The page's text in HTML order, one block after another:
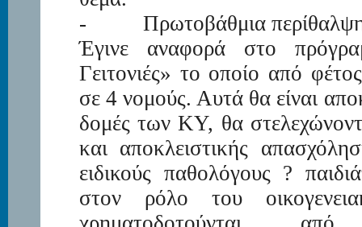
- Πρωτοβάθμια
Έγινε αναφορά στο
Γειτονιές» το οποίο από
σε 4 νομούς. Αυτά θα είναι
δομές των ΚΥ, θα
και αποκλειστικής
ειδικούς παθολόγους ?
στον ρόλο του